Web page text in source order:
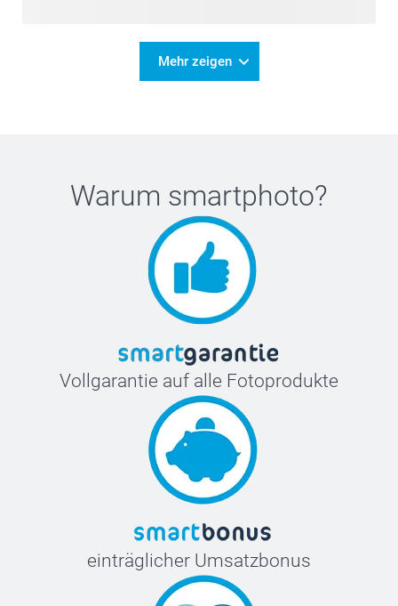
Mehr zeigen
Warum smartphoto?
Vollgarantie auf alle Fotoprodukte
einträglicher Umsatzbonus